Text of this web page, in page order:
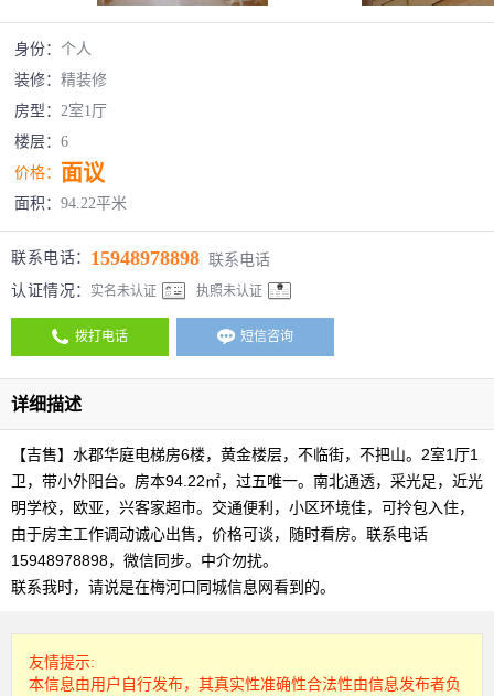
身份： 个人
装修： 精装修
房型： 2室1厅
楼层： 6
价格：
面议
面积： 94.22平米
联系电话： 15948978898 联系电话
认证情况：
实名未认证 执照未认证
拨打电话 短信咨询
详细描述
【吉售】水郡华庭电梯房6楼，黄金楼层，不临街，不把山。2室1厅1
卫，带小外阳台。房本94.22㎡，过五唯一。南北通透，采光足，近光
明学校，欧亚，兴客家超市。交通便利，小区环境佳，可拎包入住，
由于房主工作调动诚心出售，价格可谈，随时看房。联系电话
15948978898，微信同步。中介勿扰。
联系我时，请说是在梅河口同城信息网看到的。
友情提示:
本信息由用户自行发布，其真实性准确性合法性由信息发布者负